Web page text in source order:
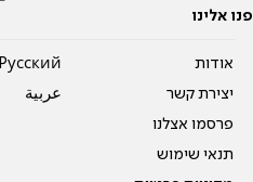
פנו אלינו
אודות
יצירת קשר
פרסמו אצלנו
תנאי שימוש
Pусский
عربية